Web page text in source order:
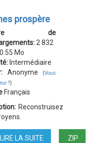
prospère
de
2 832
0.55 Mo
Intermédiaire
Anonyme (Vous
?)
Français
Reconstruisez
.ZIP
LIRE LA SUITE